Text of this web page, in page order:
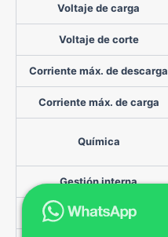
Voltaje de carga
Voltaje de corte
Corriente máx. de descarga
Corriente máx. de carga
Química
Gestión interna
Pantalla